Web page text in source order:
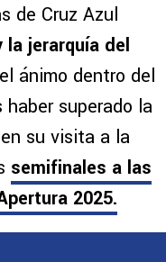
de Cruz Azul
jerarquía del
ánimo dentro del
superado la
su visita a la
semifinales a las
2025.